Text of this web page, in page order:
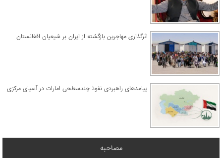
اثرگذاری مهاجرین بازگشته از ایران بر شیعیان افغانستان
پیامدهای راهبردی نفوذ چندسطحی امارات در آسیای مرکزی
مصاحبه